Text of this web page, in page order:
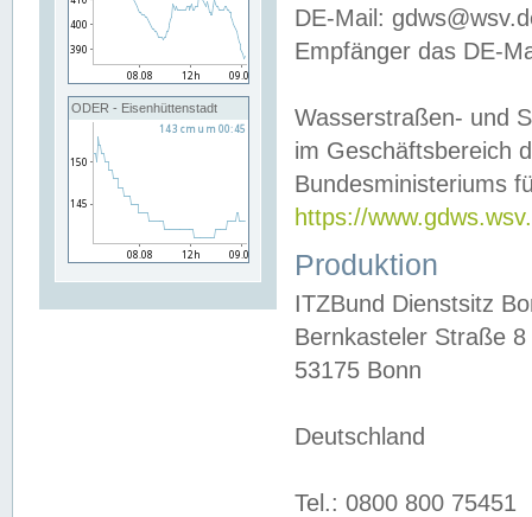
ODER - Eisenhüttenstadt
DE-Mail:
Empfänger das DE-
Wasserstraßen- und
im Geschäftsbereich
Bundesministeriums
https://
Produktion
ITZBund Dienstsitz
Bernkasteler Straße 8
53175 Bonn
Deutschland
Tel.: 0800 800 75451